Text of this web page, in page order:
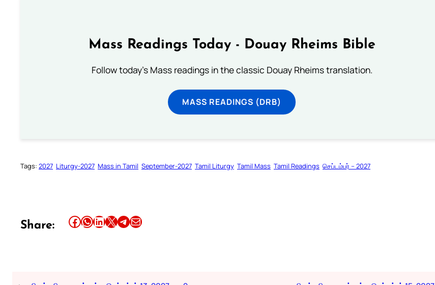
Mass Readings Today - Douay Rheims Bible
Follow today's Mass readings in the classic Douay Rheims translation.
MASS READINGS (DRB)
Tags: 2027 Liturgy-2027 Mass in Tamil September-2027 Tamil Liturgy Tamil Mass Tamil Readings செப்டம்பர் – 2027
Share: Share this article on Facebook Share this article on WhatsApp Share this article on LinkedIn Share this article on X Share this article on TelegramEmail this Article